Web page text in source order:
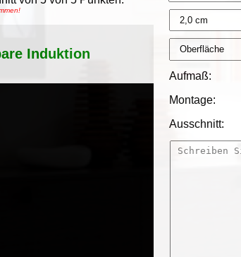
Induktion
Aufmaß:
Montage:
Ausschnitt: